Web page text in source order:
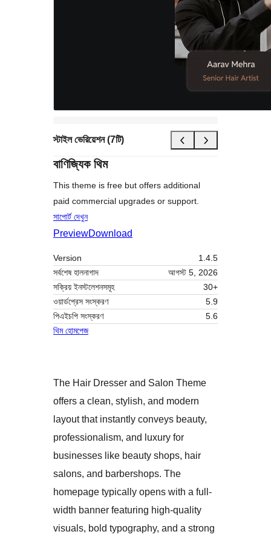
স্টাইল ভেরিয়েশন (7টি)
বাণিজ্যিক থিম
This theme is free but offers additional
paid commercial upgrades or support.
সাপোর্ট দেখুন
PreviewDownload
Version
1.4.5
সর্বশেষ হালনাগাদ
আগস্ট 5, 2026
সক্রিয় ইনস্টলেশনসমূহ
30+
ওয়ার্ডপ্রেস সংস্করণ
5.9
পিএইচপি সংস্করণ
5.6
থিম হোমপেজ
The Hair Dresser and Salon Theme
offers a clean, stylish, and modern
layout that instantly conveys beauty,
professionalism, and luxury for
businesses like beauty shops, hair
salons, and barbershops. The
homepage typically opens with a full-
width banner featuring high-quality
visuals, bold typography, and a strong